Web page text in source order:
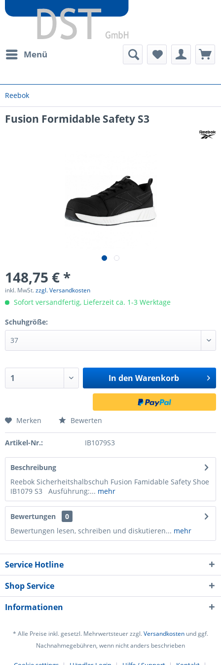
Menü
Reebok
Fusion Formidable Safety S3
148,75 € *
inkl. MwSt.zzgl. Versandkosten
Sofort versandfertig, Lieferzeit ca. 1-3 Werktage
Schuhgröße:
In den Warenkorb
Merken Bewerten
Artikel-Nr.: IB1079S3
Beschreibung
Reebok Sicherheitshalbschuh Fusion Famidable Safety Shoe
IB1079 S3 Ausführung:... mehr
Bewertungen
0
Bewertungen lesen, schreiben und diskutieren... mehr
Service Hotline
Shop Service
Informationen
* Alle Preise inkl. gesetzl. Mehrwertsteuer zzgl.Versandkosten und ggf.
Nachnahmegebühren, wenn nicht anders beschrieben